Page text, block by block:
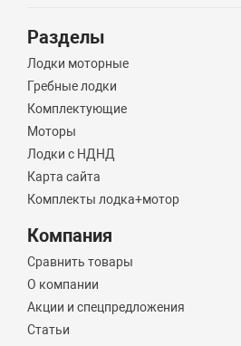
Разделы
Лодки моторные
Гребные лодки
Комплектующие
Моторы
Лодки с НДНД
Карта сайта
Комплекты лодка+мотор
Компания
Сравнить товары
О компании
Акции и спецпредложения
Статьи